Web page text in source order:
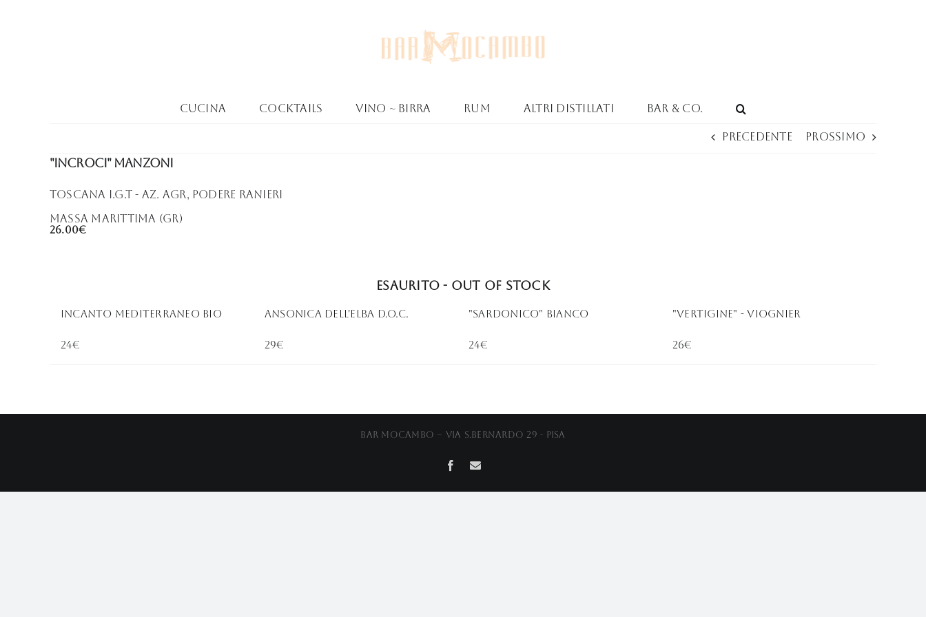
Cucina Cocktails Vino ~ Birra Rum Altri Distillati Bar & Co.
Precedente Prossimo
"incroci" manzoni
26.00€
Toscana i.g.t - Az. Agr, Podere Ranieri
Massa MArittima (GR)
Esaurito - Out of stock
Incanto Mediterraneo BIO
24€
ANSONICA DELL'ELBA D.O.C.
29€
"sardonico" bianco
24€
"vertigine" - viognier
26€
Bar Mocambo ~ Via S.Bernardo 29 - Pisa
Facebook
Email